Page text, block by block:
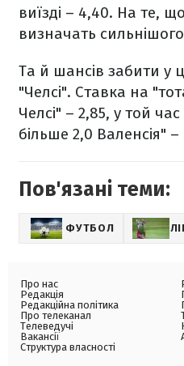
виїзді – 4,40. На те,
визначать
Та й шансів забити у
"Челсі". Ставка на
Челсі" – 2,85, у той
більше 2,0 Валенсія"
Пов'язані теми:
ФУТБОЛ
Про нас
Редакція
Редакційна політика
Про телеканал
Телеведучі
Вакансії
Структура власності